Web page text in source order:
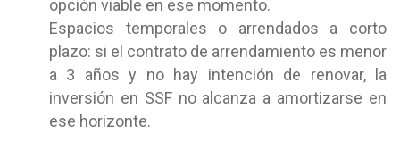
opción viable en ese momento.
Espacios temporales o arrendados a corto
plazo: si el contrato de arrendamiento es menor
a 3 años y no hay intención de renovar, la
inversión en SSF no alcanza a amortizarse en
ese horizonte.